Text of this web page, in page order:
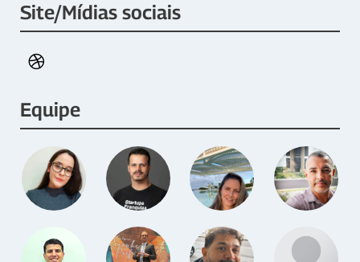
Site/Mídias sociais
Equipe